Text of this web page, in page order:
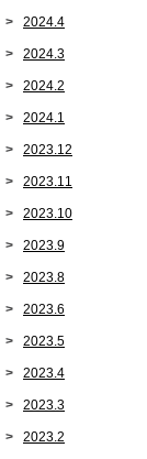
2024.4
2024.3
2024.2
2024.1
2023.12
2023.11
2023.10
2023.9
2023.8
2023.6
2023.5
2023.4
2023.3
2023.2